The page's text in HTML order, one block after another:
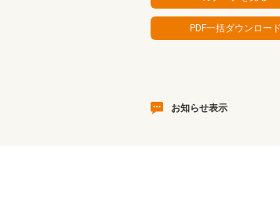
お知らせ表示